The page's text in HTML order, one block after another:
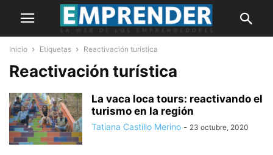
Inicio Etiquetas Reactivación turística
Reactivación turística
La vaca loca tours: reactivando el
turismo en la región
Tatiana Castillo Merino - 23 octubre, 2020